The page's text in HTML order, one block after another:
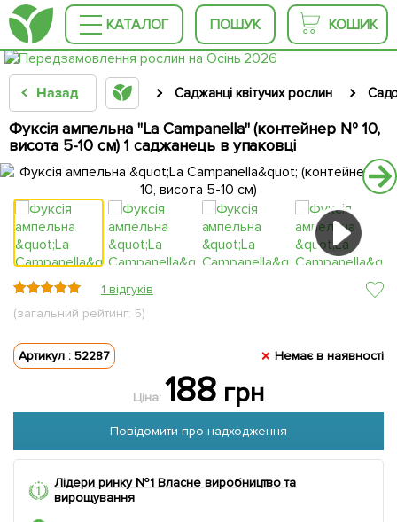
КАТАЛОГ ПОШУК КОШИК
Назад Саджанці квітучих рослин
Фуксія ампельна "La Campanella" (контейнер № 10,
висота 5-10 см) 1 саджанець в упаковці
1 відгуків
(загальний рейтинг: 5)
Артикул : 52287 Немає в наявності
Ціна: 188 грн
Повідомити про надходження
Лідери ринку №1 Власне виробництво та
вирощування